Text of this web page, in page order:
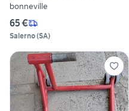
bonneville
65 €
Salerno(SA)